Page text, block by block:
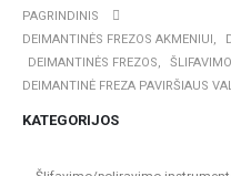
PAGRINDINIS
DEIMANTINĖS FREZOS AKMENIUI ,
DEIMANTINĖS FREZOS,
DEIMANTINĖ FREZA PAVIRŠIAUS
KATEGORIJOS